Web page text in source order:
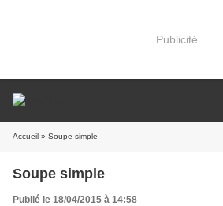
Publicité
Accueil » Soupe simple
Soupe simple
Publié le 18/04/2015 à 14:58